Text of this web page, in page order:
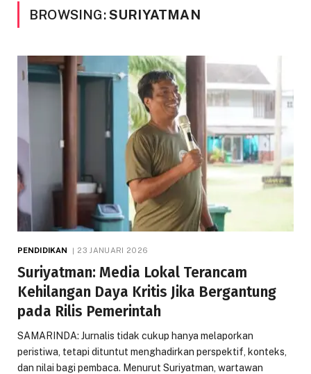
BROWSING:SURIYATMAN
PENDIDIKAN 23 JANUARI 2026
Suriyatman: Media Lokal Terancam
Kehilangan Daya Kritis Jika Bergantung
pada Rilis Pemerintah
SAMARINDA: Jurnalis tidak cukup hanya melaporkan
peristiwa, tetapi dituntut menghadirkan perspektif, konteks,
dan nilai bagi pembaca. Menurut Suriyatman, wartawan